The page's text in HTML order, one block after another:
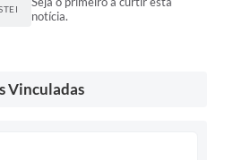
notícia.
Vinculadas